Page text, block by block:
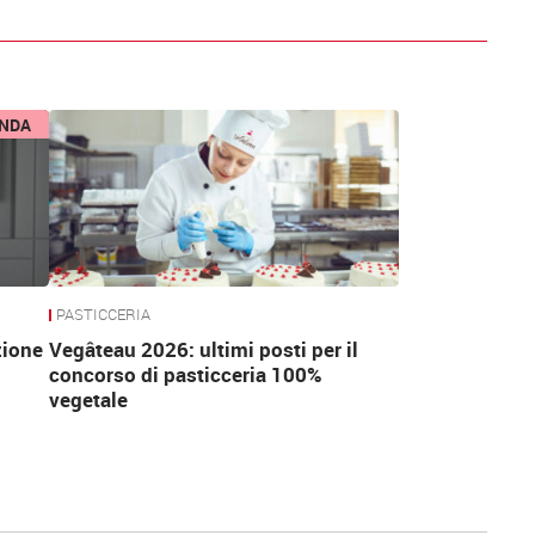
PASTICCERIA
Vegâteau 2026: ultimi posti per il
concorso di pasticceria 100%
vegetale